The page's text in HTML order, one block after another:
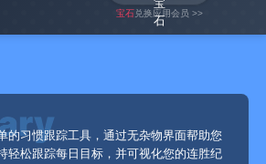
宝石兑换应用会员 >>
的习惯跟踪工具，通过无杂物界面帮助您
轻松跟踪每日目标，并可视化您的连胜纪